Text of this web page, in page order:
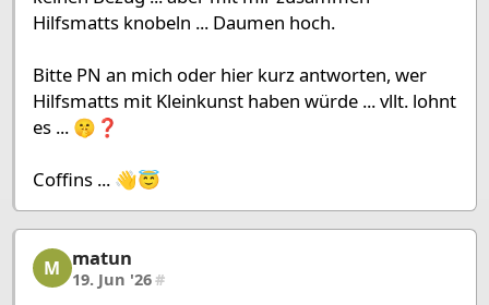
Hilfsmatts knobeln ... Daumen hoch.
Bitte PN an mich oder hier kurz antworten, wer
Hilfsmatts mit Kleinkunst haben würde ... vllt. lohnt
es ... 🤫❓
Coffins ... 👋😇
matun, 4/7, 19. Jun '26
M matun
19. Jun '26#